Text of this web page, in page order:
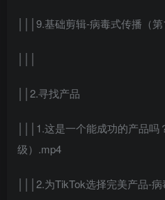
│││9.基础剪辑-病毒式传播（
││2.寻找产品
│││1.这是一个能成功的产品吗
级）.mp4
│││2.为TikTok选择完美产品-